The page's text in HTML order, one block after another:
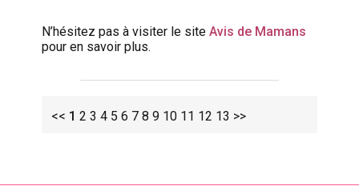
N’hésitez pas à visiter le siteAvis de Mamans
pour en savoir plus.
<< 1 2 3 4 5 6 7 8 9 10 11 12 13 >>